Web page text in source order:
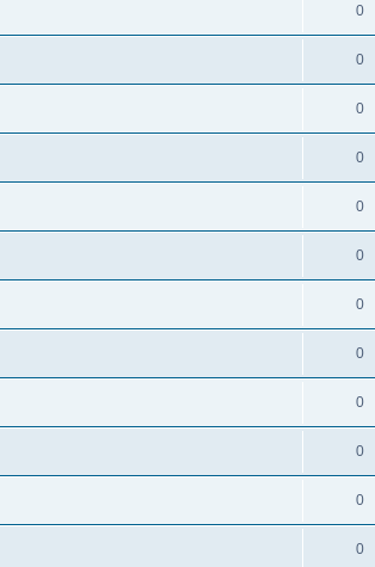
0
0
0
0
0
0
0
0
0
0
0
0